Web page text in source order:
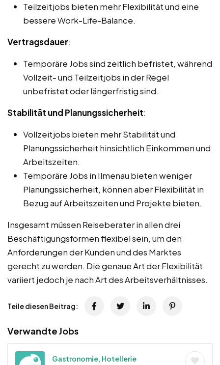
Teilzeitjobs bieten mehr Flexibilität und eine
bessere Work-Life-Balance.
Vertragsdauer:
Temporäre Jobs sind zeitlich befristet, während
Vollzeit- und Teilzeitjobs in der Regel
unbefristet oder längerfristig sind.
Stabilität und Planungssicherheit:
Vollzeitjobs bieten mehr Stabilität und
Planungssicherheit hinsichtlich Einkommen und
Arbeitszeiten.
Temporäre Jobs in Ilmenau bieten weniger
Planungssicherheit, können aber Flexibilität in
Bezug auf Arbeitszeiten und Projekte bieten.
Insgesamt müssen Reiseberater in allen drei
Beschäftigungsformen flexibel sein, um den
Anforderungen der Kunden und des Marktes
gerecht zu werden. Die genaue Art der Flexibilität
variiert jedoch je nach Art des Arbeitsverhältnisses.
Teile diesen Beitrag:
Verwandte Jobs
Gastronomie, Hotellerie